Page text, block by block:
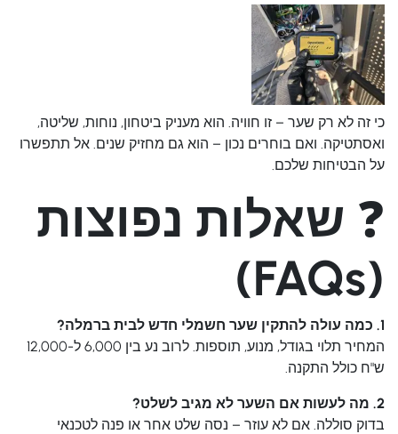
כי זה לא רק שער – זו חוויה. הוא מעניק ביטחון, נוחות, שליטה,
ואסתטיקה. ואם בוחרים נכון – הוא גם מחזיק שנים. אל תתפשרו
על הבטיחות שלכם.
❓ שאלות נפוצות
(FAQs)
1. כמה עולה להתקין שער חשמלי חדש לבית ברמלה?
המחיר תלוי בגודל, מנוע, תוספות. לרוב נע בין 6,000 ל-12,000
ש"ח כולל התקנה.
2. מה לעשות אם השער לא מגיב לשלט?
בדוק סוללה. אם לא עוזר – נסה שלט אחר או פנה לטכנאי